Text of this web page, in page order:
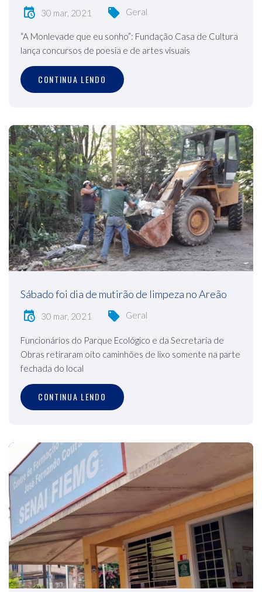
30 mar, 2021 Geral
“A Monlevade que eu sonho”: Fundação Casa de Cultura
lança concursos de poesia e de artes visuais
CONTINUA LENDO
Sábado foi dia de mutirão de limpeza no Areão
30 mar, 2021 Geral
Funcionários do Parque Ecológico e da Secretaria de
Obras retiraram oito caminhões de lixo somente na parte
fechada do local
CONTINUA LENDO